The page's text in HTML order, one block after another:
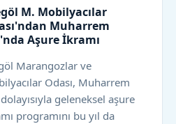
M. Mobilyacılar
Muharrem
Aşure İkramı
Marangozlar ve
Odası, Muharrem
dolayısıyla geleneksel aşure
programını bu yıl da